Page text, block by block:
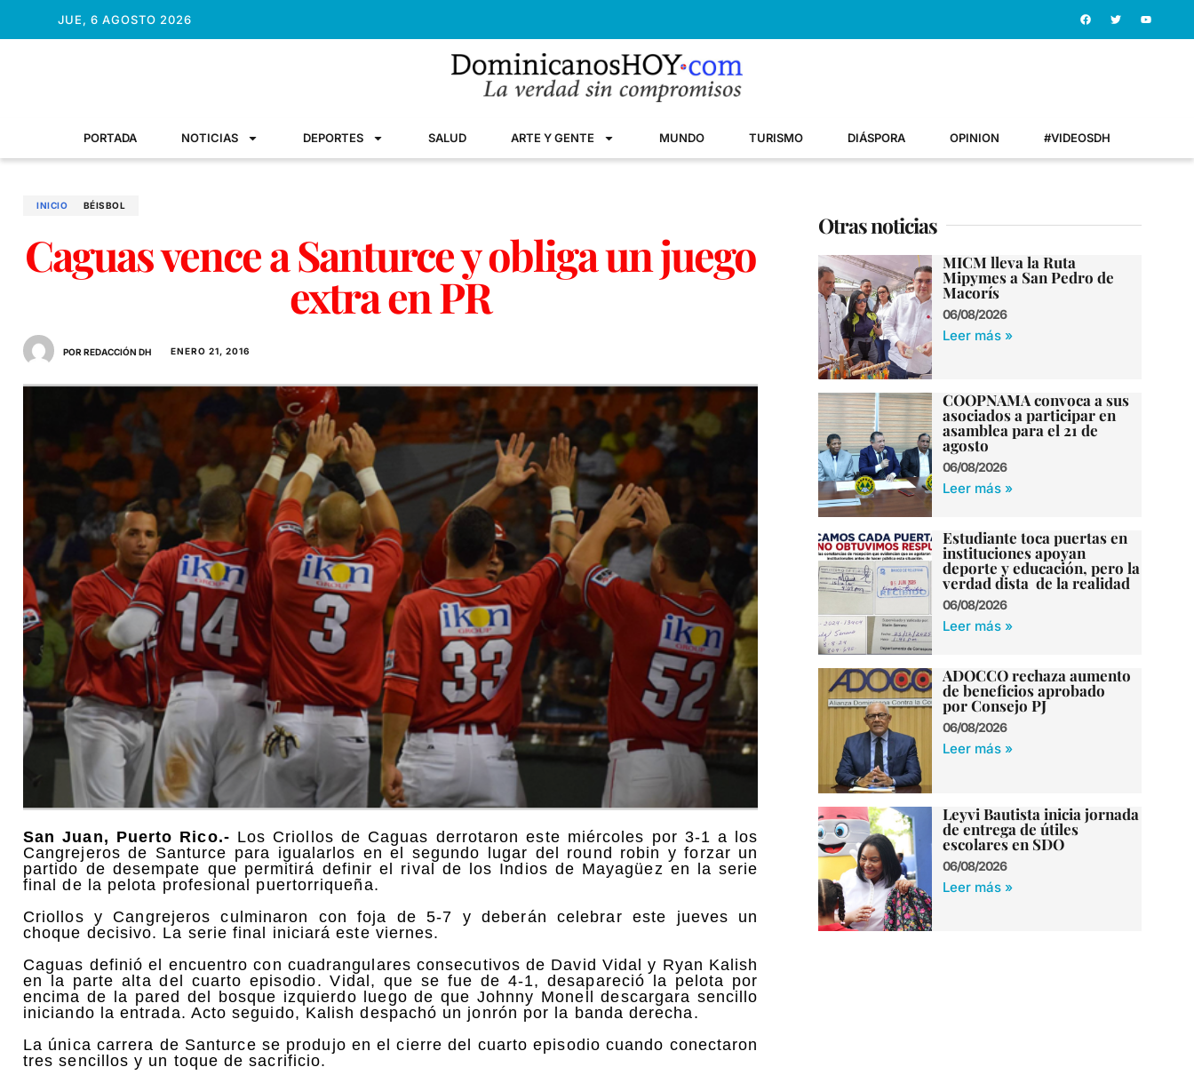
JUE, 6 AGOSTO 2026
PORTADA NOTICIAS DEPORTES SALUD ARTE Y GENTE MUNDO TURISMO DIÁSPORA OPINION #VIDEOSDH
INICIO BÉISBOL
Caguas vence a Santurce y obliga un juego
extra en PR
POR REDACCIÓN DH ENERO 21, 2016
San Juan, Puerto Rico.- Los Criollos de Caguas derrotaron este miércoles por 3-1 a los
Cangrejeros de Santurce para igualarlos en el segundo lugar del round robin y forzar un
partido de desempate que permitirá definir el rival de los Indios de Mayagüez en la serie
final de la pelota profesional puertorriqueña.
Criollos y Cangrejeros culminaron con foja de 5-7 y deberán celebrar este jueves un
choque decisivo. La serie final iniciará este viernes.
Caguas definió el encuentro con cuadrangulares consecutivos de David Vidal y Ryan Kalish
en la parte alta del cuarto episodio. Vidal, que se fue de 4-1, desapareció la pelota por
encima de la pared del bosque izquierdo luego de que Johnny Monell descargara sencillo
iniciando la entrada. Acto seguido, Kalish despachó un jonrón por la banda derecha.
La única carrera de Santurce se produjo en el cierre del cuarto episodio cuando conectaron
tres sencillos y un toque de sacrificio.
Otras noticias
MICM lleva la Ruta
Mipymes a San Pedro de
Macorís
06/08/2026
Leer más »
COOPNAMA convoca a sus
asociados a participar en
asamblea para el 21 de
agosto
06/08/2026
Leer más »
Estudiante toca puertas en
instituciones apoyan
deporte y educación, pero la
verdad dista de la realidad
06/08/2026
Leer más »
ADOCCO rechaza aumento
de beneficios aprobado
por Consejo PJ
06/08/2026
Leer más »
Leyvi Bautista inicia jornada
de entrega de útiles
escolares en SDO
06/08/2026
Leer más »